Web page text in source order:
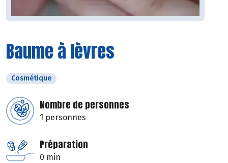
Baume à lèvres
Cosmétique
Nombre de personnes
1 personnes
Préparation
0 min